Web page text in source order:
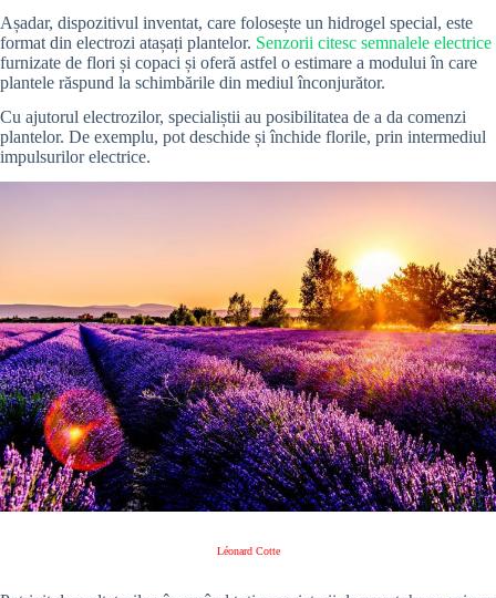
Așadar, dispozitivul inventat, care folosește un hidrogel special, este
format din electrozi atașați plantelor. Senzorii citesc semnalele electrice
furnizate de flori și copaci și oferă astfel o estimare a modului în care
plantele răspund la schimbările din mediul înconjurător.
Cu ajutorul electrozilor, specialiștii au posibilitatea de a da comenzi
plantelor. De exemplu, pot deschide și închide florile, prin intermediul
impulsurilor electrice.
Léonard Cotte